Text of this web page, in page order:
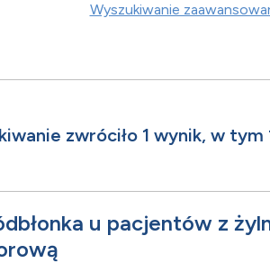
Wyszukiwanie
zwróciło 1 wynik, w
u pacjentów z